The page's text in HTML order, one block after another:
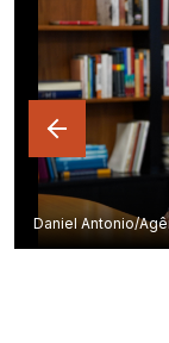
Daniel Antonio/
Previous